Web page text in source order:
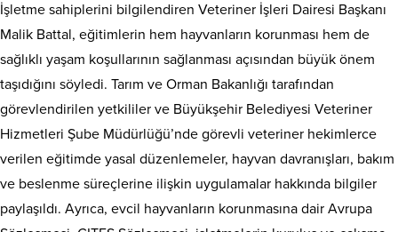
İşletme sahiplerini bilgilendiren Veteriner İşleri Dairesi Başkanı
Malik Battal, eğitimlerin hem hayvanların korunması hem de
sağlıklı yaşam koşullarının sağlanması açısından büyük önem
taşıdığını söyledi. Tarım ve Orman Bakanlığı tarafından
görevlendirilen yetkililer ve Büyükşehir Belediyesi Veteriner
Hizmetleri Şube Müdürlüğü’nde görevli veteriner hekimlerce
verilen eğitimde yasal düzenlemeler, hayvan davranışları, bakım
ve beslenme süreçlerine ilişkin uygulamalar hakkında bilgiler
paylaşıldı. Ayrıca, evcil hayvanların korunmasına dair Avrupa